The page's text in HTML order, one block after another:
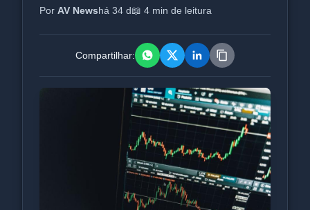
Por AV Newshá 34 d📖 4 min de leitura
Compartilhar: